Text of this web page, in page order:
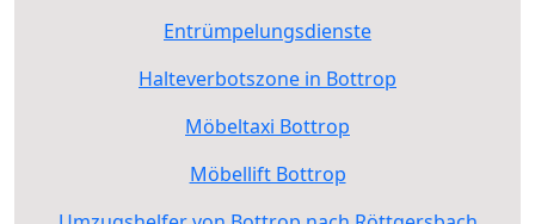
Entrümpelungsdienste
Halteverbotszone in Bottrop
Möbeltaxi Bottrop
Möbellift Bottrop